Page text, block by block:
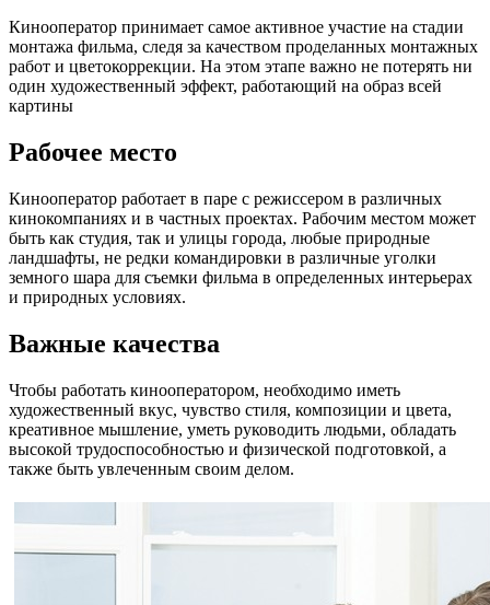
Кинооператор принимает самое активное участие на стадии
монтажа фильма, следя за качеством проделанных монтажных
работ и цветокоррекции. На этом этапе важно не потерять ни
один художественный эффект, работающий на образ всей
картины
Рабочее место
Кинооператор работает в паре с режиссером в различных
кинокомпаниях и в частных проектах. Рабочим местом может
быть как студия, так и улицы города, любые природные
ландшафты, не редки командировки в различные уголки
земного шара для съемки фильма в определенных интерьерах
и природных условиях.
Важные качества
Чтобы работать кинооператором, необходимо иметь
художественный вкус, чувство стиля, композиции и цвета,
креативное мышление, уметь руководить людьми, обладать
высокой трудоспособностью и физической подготовкой, а
также быть увлеченным своим делом.